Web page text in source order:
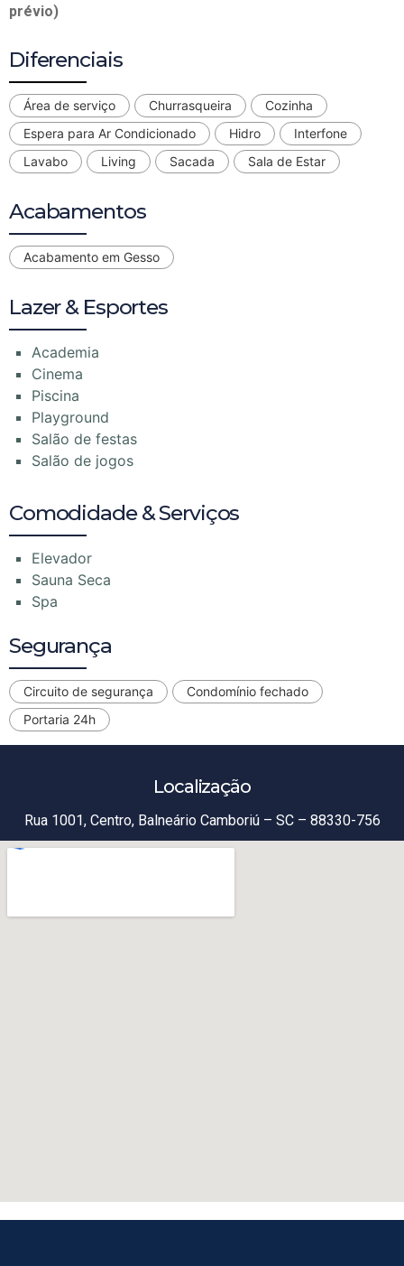
prévio)
Diferenciais
Área de serviço Churrasqueira
Cozinha
Espera para Ar Condicionado
Hidro
Interfone
Lavabo
Living Sacada Sala de Estar
Acabamentos
Acabamento em Gesso
Lazer & Esportes
Academia
Cinema
Piscina
Playground
Salão de festas
Salão de jogos
Comodidade & Serviços
Elevador
Sauna Seca
Spa
Segurança
Circuito de segurança
Condomínio fechado
Portaria 24h
Localização
Rua 1001, Centro, Balneário Camboriú – SC – 88330-756